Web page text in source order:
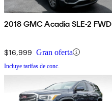
2018 GMC Acadia SLE-2 FWD
$16,999 Gran oferta
Incluye tarifas de conc.